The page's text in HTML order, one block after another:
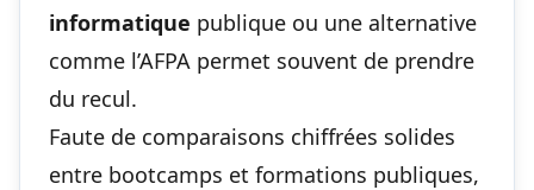
informatique publique ou une alternative
comme l’AFPA permet souvent de prendre
du recul.
Faute de comparaisons chiffrées solides
entre bootcamps et formations publiques,